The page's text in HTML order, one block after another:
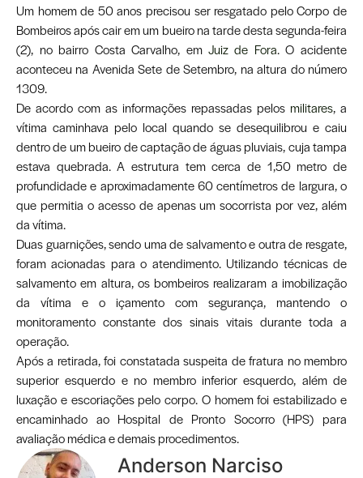
Um homem de 50 anos precisou ser resgatado pelo Corpo de
Bombeiros após cair em um bueiro na tarde desta segunda-feira
(2), no bairro Costa Carvalho, em Juiz de Fora. O acidente
aconteceu na Avenida Sete de Setembro, na altura do número
1309.
De acordo com as informações repassadas pelos militares, a
vítima caminhava pelo local quando se desequilibrou e caiu
dentro de um bueiro de captação de águas pluviais, cuja tampa
estava quebrada. A estrutura tem cerca de 1,50 metro de
profundidade e aproximadamente 60 centímetros de largura, o
que permitia o acesso de apenas um socorrista por vez, além
da vítima.
Duas guarnições, sendo uma de salvamento e outra de resgate,
foram acionadas para o atendimento. Utilizando técnicas de
salvamento em altura, os bombeiros realizaram a imobilização
da vítima e o içamento com segurança, mantendo o
monitoramento constante dos sinais vitais durante toda a
operação.
Após a retirada, foi constatada suspeita de fratura no membro
superior esquerdo e no membro inferior esquerdo, além de
luxação e escoriações pelo corpo. O homem foi estabilizado e
encaminhado ao Hospital de Pronto Socorro (HPS) para
avaliação médica e demais procedimentos.
Anderson Narciso